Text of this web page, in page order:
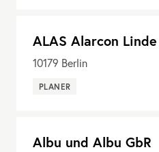
ALAS Alarcon
10179 Berlin
PLANER
Albu und Albu GbR